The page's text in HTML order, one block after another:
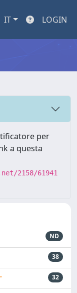
IT LOGIN
per
a questa
2158/61941
ND
38
32